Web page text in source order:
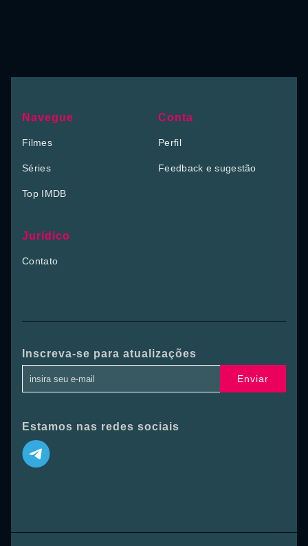
Navegue
Filmes
Séries
Top IMDB
Conta
Perfil
Feedback e sugestão
Jurídico
Contato
Inscreva-se para atualizações
Enviar
Estamos nas redes sociais